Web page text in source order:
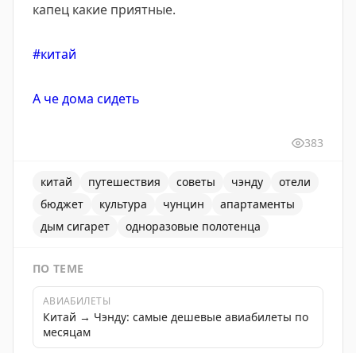
капец какие приятные.
#китай
А че дома сидеть
383
китай путешествия советы чэнду
отели
бюджет
культура чунцин
апартаменты
дым сигарет
одноразовые полотенца
ПО ТЕМЕ
АВИАБИЛЕТЫ
Китай → Чэнду: самые дешевые авиабилеты по
месяцам